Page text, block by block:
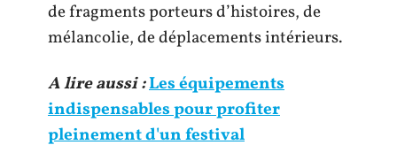
de fragments porteurs d’histoires, de
mélancolie, de déplacements intérieurs.
A lire aussi :Les équipements
indispensables pour profiter
pleinement d'un festival